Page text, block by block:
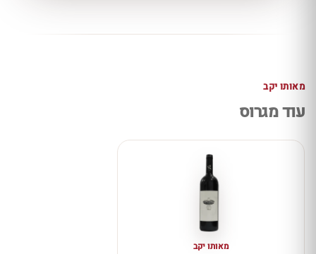
מאותו יקב
עוד מגרוס
מאותו יקב